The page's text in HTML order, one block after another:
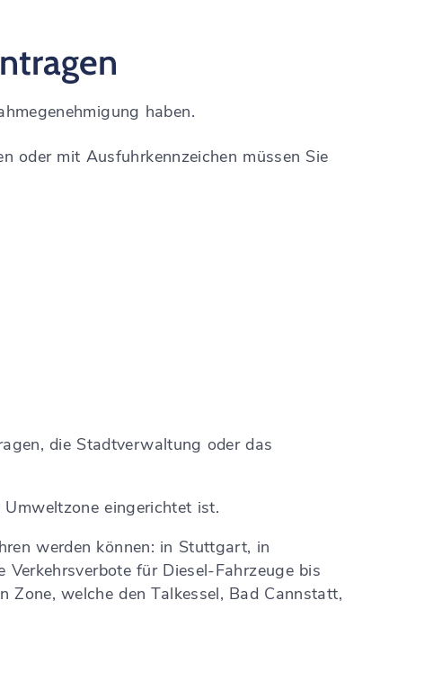
haben.
oder mit Ausfuhrkennzeichen müssen Sie
die Stadtverwaltung oder das
eingerichtet ist.
werden können: in Stuttgart, in
für Diesel-Fahrzeuge bis
Zone, welche den Talkessel, Bad Cannstatt,